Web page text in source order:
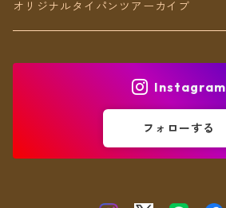
アンクレット
オリジナルタイパンツアーカイブ
Instagram
フォローする